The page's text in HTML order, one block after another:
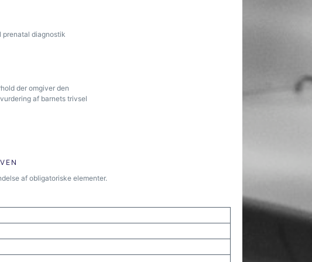
prenatal diagnostik
der omgiver den
af barnets trivsel
af obligatoriske elementer.